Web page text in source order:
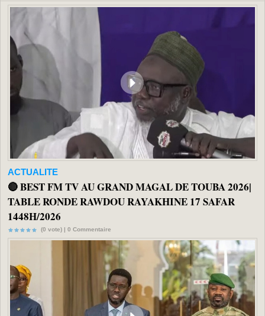
ACTUALITE
🔴 BEST FM TV AU GRAND MAGAL DE TOUBA 2026|
TABLE RONDE RAWDOU RAYAKHINE 17 SAFAR
1448H/2026
(0 vote) | 0 Commentaire